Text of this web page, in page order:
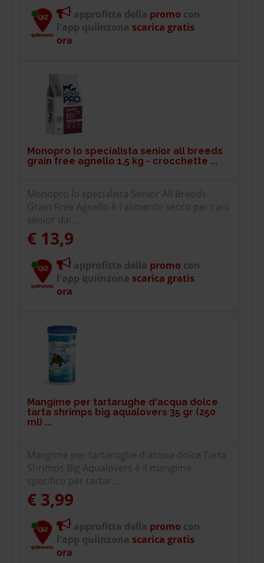
approfitta della promo con
l'app quiinzona scarica gratis
ora
Monopro lo specialista senior all breeds
grain free agnello 1,5 kg - crocchette ...
Monopro lo specialista Senior All Breeds
Grain Free Agnello è l'alimento secco per cani
senior dai ...
€ 13,9
approfitta della promo con
l'app quiinzona scarica gratis
ora
Mangime per tartarughe d'acqua dolce
tarta shrimps big aqualovers 35 gr (250
ml) ...
Mangime per tartarughe d'acqua dolce Tarta
Shrimps Big Aqualovers è il mangime
specifico per tartar ...
€ 3,99
approfitta della promo con
l'app quiinzona scarica gratis
ora